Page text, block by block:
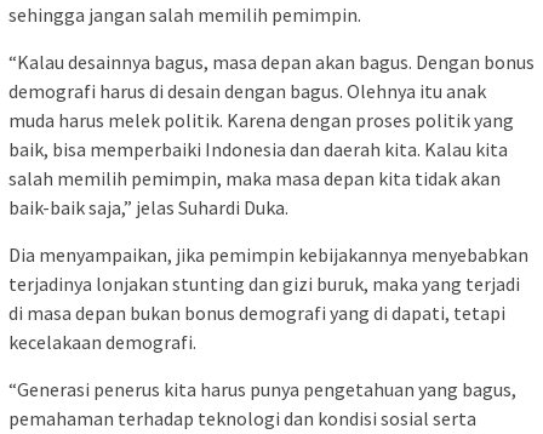
sehingga jangan salah memilih pemimpin.
“Kalau desainnya bagus, masa depan akan bagus. Dengan bonus
demografi harus di desain dengan bagus. Olehnya itu anak
muda harus melek politik. Karena dengan proses politik yang
baik, bisa memperbaiki Indonesia dan daerah kita. Kalau kita
salah memilih pemimpin, maka masa depan kita tidak akan
baik-baik saja,” jelas Suhardi Duka.
Dia menyampaikan, jika pemimpin kebijakannya menyebabkan
terjadinya lonjakan stunting dan gizi buruk, maka yang terjadi
di masa depan bukan bonus demografi yang di dapati, tetapi
kecelakaan demografi.
“Generasi penerus kita harus punya pengetahuan yang bagus,
pemahaman terhadap teknologi dan kondisi sosial serta